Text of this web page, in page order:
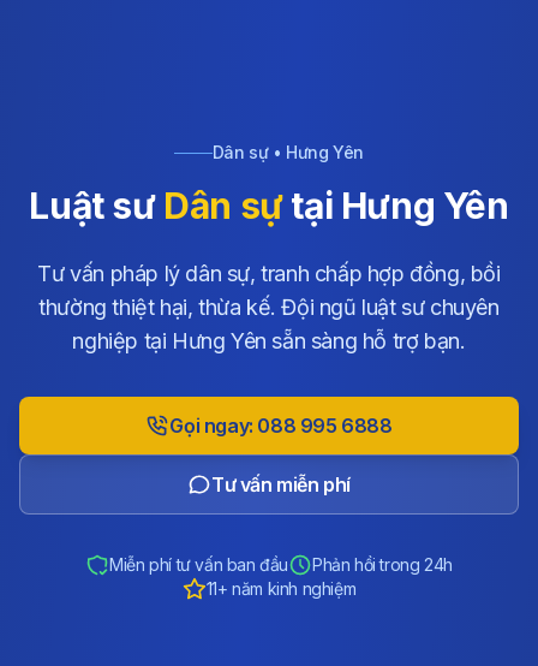
Dân sự • Hưng Yên
Luật sư Dân sựtại Hưng Yên
Tư vấn pháp lý dân sự, tranh chấp hợp đồng, bồi
thường thiệt hại, thừa kế. Đội ngũ luật sư chuyên
nghiệp tại Hưng Yên sẵn sàng hỗ trợ bạn.
Gọi ngay: 088 995 6888
Tư vấn miễn phí
Miễn phí tư vấn ban đầu
Phản hồi trong 24h
11+ năm kinh nghiệm